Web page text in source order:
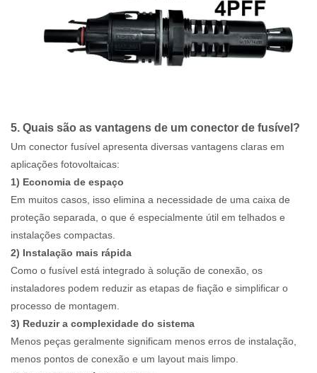
5. Quais são as vantagens de um conector de fusível?
Um conector fusível apresenta diversas vantagens claras em
aplicações fotovoltaicas:
1) Economia de espaço
Em muitos casos, isso elimina a necessidade de uma caixa de
proteção separada, o que é especialmente útil em telhados e
instalações compactas.
2) Instalação mais rápida
Como o fusível está integrado à solução de conexão, os
instaladores podem reduzir as etapas de fiação e simplificar o
processo de montagem.
3) Reduzir a complexidade do sistema
Menos peças geralmente significam menos erros de instalação,
menos pontos de conexão e um layout mais limpo.